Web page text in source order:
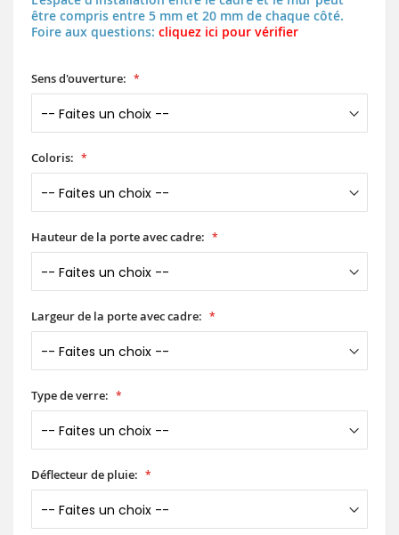
être compris entre 5 mm et 20 mm de chaque côté.
Foire aux questions: cliquez ici pour vérifier
Sens d'ouverture:
Coloris:
Hauteur de la porte avec cadre:
Largeur de la porte avec cadre:
Type de verre:
Déflecteur de pluie: